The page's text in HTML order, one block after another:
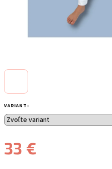
VARIANT:
33 €